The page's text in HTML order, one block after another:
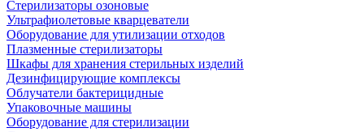
Стерилизаторы озоновые
Ультрафиолетовые кварцеватели
Оборудование для утилизации отходов
Плазменные стерилизаторы
Шкафы для хранения стерильных изделий
Дезинфицирующие комплексы
Облучатели бактерицидные
Упаковочные машины
Оборудование для стерилизации